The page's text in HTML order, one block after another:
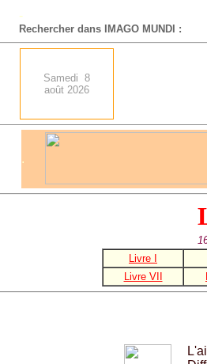
-
Rechercher dans IMAGO MUNDI :
Samedi 8
août 2026
.
Livre I
Livre VII